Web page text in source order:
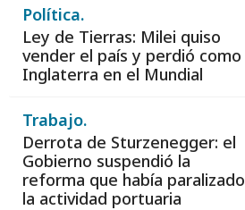
Política.
Ley de Tierras: Milei quiso
vender el país y perdió como
Inglaterra en el Mundial
Trabajo.
Derrota de Sturzenegger: el
Gobierno suspendió la
reforma que había paralizado
la actividad portuaria